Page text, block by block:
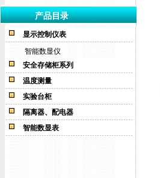
产品目录
显示控制仪表
智能数显仪
安全存储柜系列
温度测量
实验台柜
隔离器、配电器
智能数显表